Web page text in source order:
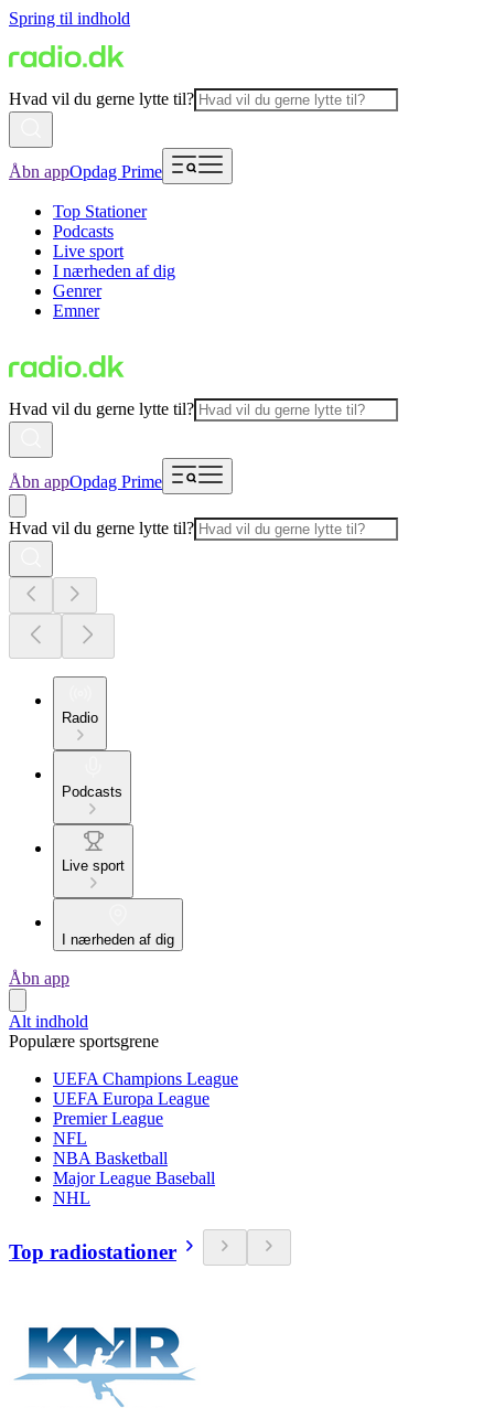
Spring til indhold
Hvad vil du gerne lytte til?
Åbn appOpdag Prime
Top Stationer
Podcasts
Live sport
I nærheden af dig
Genrer
Emner
Hvad vil du gerne lytte til?
Åbn appOpdag Prime
Hvad vil du gerne lytte til?
Radio
Podcasts
Live sport
I nærheden af dig
Åbn app
Alt indhold
Populære sportsgrene
UEFA Champions League
UEFA Europa League
Premier League
NFL
NBA Basketball
Major League Baseball
NHL
Top radiostationer